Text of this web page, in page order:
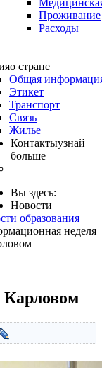
Проживание
Расходы
о стране
Общая
Этикет
Транспорт
Связь
Жилье
Контактыузнай
больше
Вы здесь:
Новости
образования
неделя